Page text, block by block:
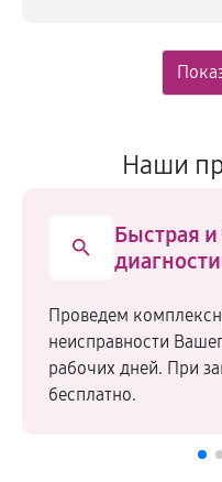
Наши
Быстрая
Проведем
неисправности
рабочих дней. При
бесплатно.